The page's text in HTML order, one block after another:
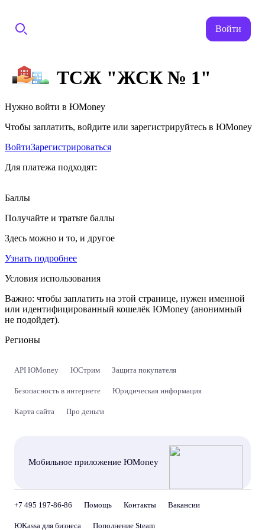
Войти
ТСЖ "ЖСК № 1"
Нужно войти в ЮMoney
Чтобы заплатить, войдите или зарегистрируйтесь в ЮMoney
ВойтиЗарегистрироваться
Для платежа подходят:
Баллы
Получайте и тратьте баллы
Здесь можно и то, и другое
Узнать подробнее
Условия использования
Важно: чтобы заплатить на этой странице, нужен именной
или идентифицированный кошелёк ЮMoney (анонимный
не подойдет).
Регионы
API ЮMoney ЮСтрим Защита покупателя
Безопасность в интернете Юридическая информация
Карта сайта Про деньги
Мобильное приложение ЮMoney
+7 495 197-86-86 Помощь Контакты Вакансии
ЮKassa для бизнеса Пополнение Steam